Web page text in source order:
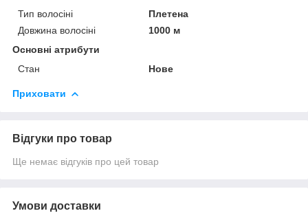
Тип волосіні
Плетена
Довжина волосіні
1000 м
Основні атрибути
Стан
Нове
Приховати
Відгуки про товар
Ще немає відгуків про цей товар
Умови доставки